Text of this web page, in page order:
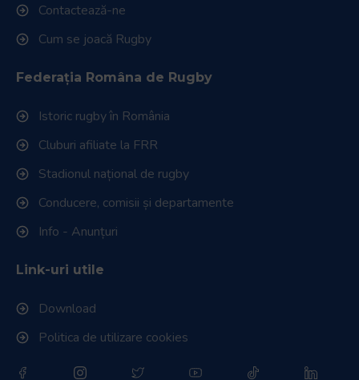
Contactează-ne
Cum se joacă Rugby
Federația Româna de Rugby
Istoric rugby în România
Cluburi afiliate la FRR
Stadionul național de rugby
Conducere, comisii și departamente
Info - Anunțuri
Link-uri utile
Download
Politica de utilizare cookies